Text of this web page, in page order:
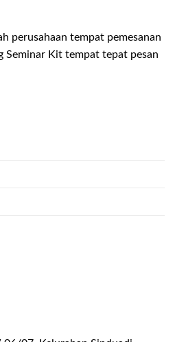
perusahaan tempat pemesanan
Seminar Kit tempat tepat pesan